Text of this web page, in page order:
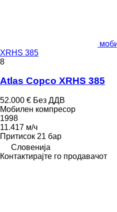
XRHS 385
8
Atlas Copco XRHS 385
52.000 € Без ДДВ
Мобилен компресор
1998
11.417 м/ч
Притисок 21 бар
Словенија
Контактирајте го продавачот